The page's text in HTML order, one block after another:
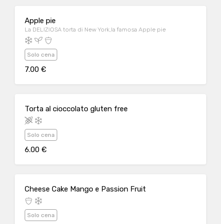
Apple pie
La DELIZIOSA torta di New York,la famosa Apple pie
Solo cena
7.00 €
Torta al cioccolato gluten free
Solo cena
6.00 €
Cheese Cake Mango e Passion Fruit
Solo cena